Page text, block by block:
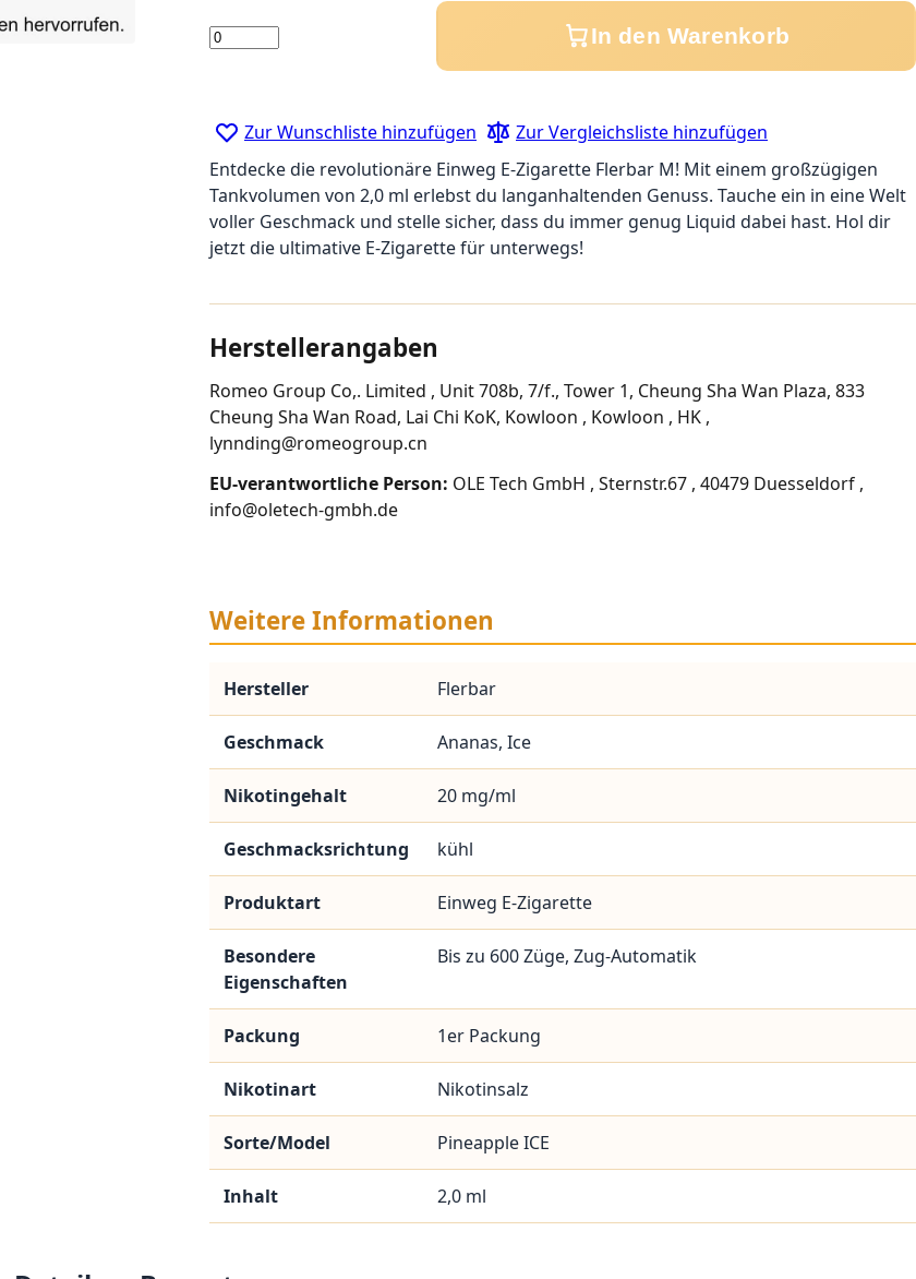
Menge In den Warenkorb
Zur Wunschliste hinzufügen
Zur Vergleichsliste hinzufügen
Entdecke die revolutionäre Einweg E-Zigarette Flerbar M! Mit einem großzügigen
Tankvolumen von 2,0 ml erlebst du langanhaltenden Genuss. Tauche ein in eine Welt
voller Geschmack und stelle sicher, dass du immer genug Liquid dabei hast. Hol dir
jetzt die ultimative E-Zigarette für unterwegs!
Herstellerangaben
Romeo Group Co,. Limited , Unit 708b, 7/f., Tower 1, Cheung Sha Wan Plaza, 833
Cheung Sha Wan Road, Lai Chi KoK, Kowloon , Kowloon , HK ,
lynnding@romeogroup.cn
EU-verantwortliche Person: OLE Tech GmbH , Sternstr.67 , 40479 Duesseldorf ,
info@oletech-gmbh.de
Weitere Informationen
Hersteller Flerbar
Geschmack Ananas, Ice
Nikotingehalt 20 mg/ml
Geschmacksrichtung kühl
Produktart Einweg E-Zigarette
Besondere
Eigenschaften
Bis zu 600 Züge, Zug-Automatik
Packung 1er Packung
Nikotinart Nikotinsalz
Sorte/Model Pineapple ICE
Inhalt 2,0 ml